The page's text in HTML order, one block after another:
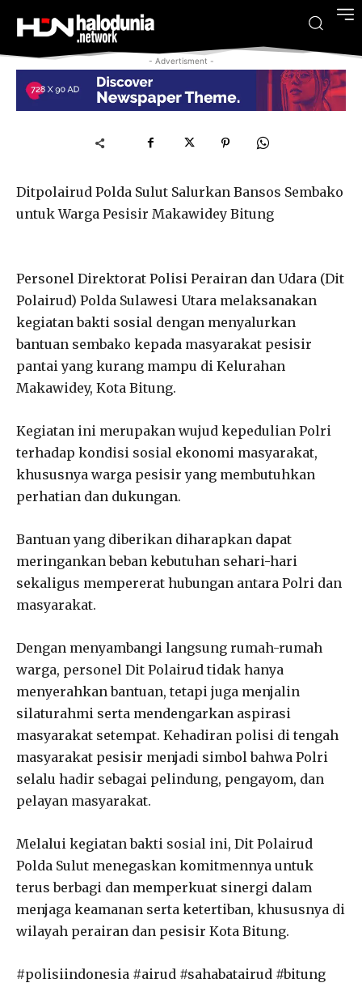
- Advertisment -
Ditpolairud Polda Sulut Salurkan Bansos Sembako
untuk Warga Pesisir Makawidey Bitung
Personel Direktorat Polisi Perairan dan Udara (Dit
Polairud) Polda Sulawesi Utara melaksanakan
kegiatan bakti sosial dengan menyalurkan
bantuan sembako kepada masyarakat pesisir
pantai yang kurang mampu di Kelurahan
Makawidey, Kota Bitung.
Kegiatan ini merupakan wujud kepedulian Polri
terhadap kondisi sosial ekonomi masyarakat,
khususnya warga pesisir yang membutuhkan
perhatian dan dukungan.
Bantuan yang diberikan diharapkan dapat
meringankan beban kebutuhan sehari-hari
sekaligus mempererat hubungan antara Polri dan
masyarakat.
Dengan menyambangi langsung rumah-rumah
warga, personel Dit Polairud tidak hanya
menyerahkan bantuan, tetapi juga menjalin
silaturahmi serta mendengarkan aspirasi
masyarakat setempat. Kehadiran polisi di tengah
masyarakat pesisir menjadi simbol bahwa Polri
selalu hadir sebagai pelindung, pengayom, dan
pelayan masyarakat.
Melalui kegiatan bakti sosial ini, Dit Polairud
Polda Sulut menegaskan komitmennya untuk
terus berbagi dan memperkuat sinergi dalam
menjaga keamanan serta ketertiban, khususnya di
wilayah perairan dan pesisir Kota Bitung.
#polisiindonesia #airud #sahabatairud #bitung